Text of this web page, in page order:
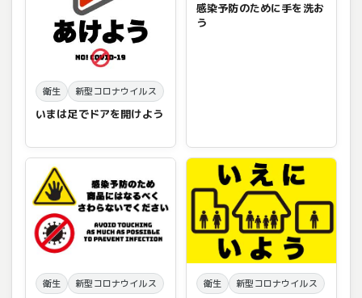
衛生 新型コロナウイルス
いまは足でドアを開けよう
感染予防のために手を洗お
う
衛生 新型コロナウイルス 衛生 新型コロナウイルス